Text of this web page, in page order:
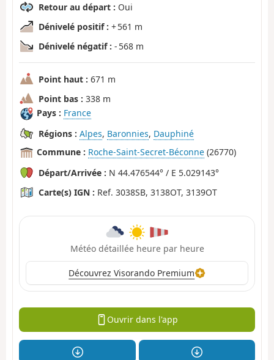
Retour au départ : Oui
Dénivelé positif : + 561 m
Dénivelé négatif : - 568 m
Point haut : 671 m
Point bas : 338 m
Pays : France
Régions : Alpes, Baronnies, Dauphiné
Commune : Roche-Saint-Secret-Béconne (26770)
Départ/Arrivée : N 44.476544° / E 5.029143°
Carte(s) IGN : Ref. 3038SB, 3138OT, 3139OT
Météo détaillée heure par heure
Découvrez Visorando Premium
Ouvrir dans l'app